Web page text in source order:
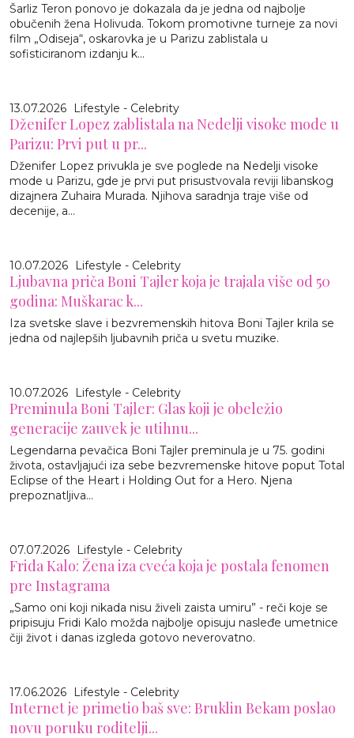
Šarliz Teron ponovo je dokazala da je jedna od najbolje
obučenih žena Holivuda. Tokom promotivne turneje za novi
film „Odiseja“, oskarovka je u Parizu zablistala u
sofisticiranom izdanju k...
13.07.2026 Lifestyle - Celebrity
Dženifer Lopez zablistala na Nedelji visoke mode u
Parizu: Prvi put u pr...
Dženifer Lopez privukla je sve poglede na Nedelji visoke
mode u Parizu, gde je prvi put prisustvovala reviji libanskog
dizajnera Zuhaira Murada. Njihova saradnja traje više od
decenije, a...
10.07.2026 Lifestyle - Celebrity
Ljubavna priča Boni Tajler koja je trajala više od 50
godina: Muškarac k...
Iza svetske slave i bezvremenskih hitova Boni Tajler krila se
jedna od najlepših ljubavnih priča u svetu muzike.
10.07.2026 Lifestyle - Celebrity
Preminula Boni Tajler: Glas koji je obeležio
generacije zauvek je utihnu...
Legendarna pevačica Boni Tajler preminula je u 75. godini
života, ostavljajući iza sebe bezvremenske hitove poput Total
Eclipse of the Heart i Holding Out for a Hero. Njena
prepoznatljiva...
07.07.2026 Lifestyle - Celebrity
Frida Kalo: Žena iza cveća koja je postala fenomen
pre Instagrama
„Samo oni koji nikada nisu živeli zaista umiru” - reči koje se
pripisuju Fridi Kalo možda najbolje opisuju nasleđe umetnice
čiji život i danas izgleda gotovo neverovatno.
17.06.2026 Lifestyle - Celebrity
Internet je primetio baš sve: Bruklin Bekam poslao
novu poruku roditelji...